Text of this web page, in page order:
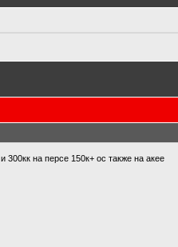
на персе 150к+ ос также на акее